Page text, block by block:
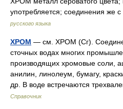
употребляется; соединения же
русского языка
ХРОМ — см. ХРОМ (Сг).
сточных водах многих
производящих хромовые соли,
анилин, линолеум, бумагу,
др. В воде встречаются
Справочник